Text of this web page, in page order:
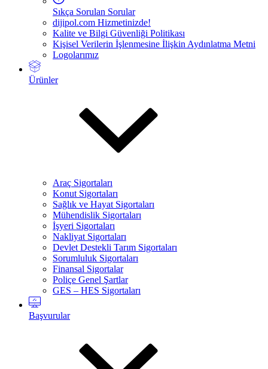
Sıkça Sorulan Sorular
dijipol.com Hizmetinizde!
Kalite ve Bilgi Güvenliği Politikası
Kişisel Verilerin İşlenmesine İlişkin Aydınlatma Metni
Logolarımız
Ürünler
Araç Sigortaları
Konut Sigortaları
Sağlık ve Hayat Sigortaları
Mühendislik Sigortaları
İşyeri Sigortaları
Nakliyat Sigortaları
Devlet Destekli Tarım Sigortaları
Sorumluluk Sigortaları
Finansal Sigortalar
Poliçe Genel Şartlar
GES – HES Sigortaları
Başvurular